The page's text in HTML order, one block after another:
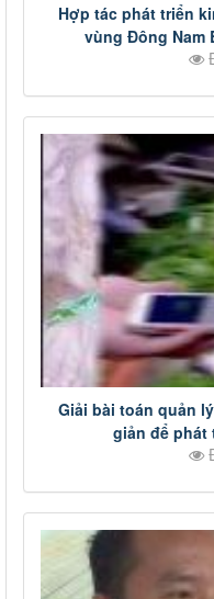
Hợp tác phát triển
vùng Đông Nam
Giải bài toán quản
giản để phát